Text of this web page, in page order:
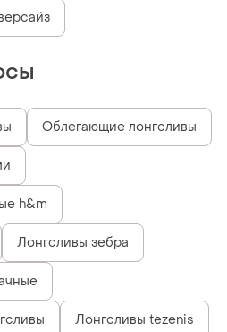
Облегающие лонгсливы
h&m
Лонгсливы зебра
Лонгсливы tezenis